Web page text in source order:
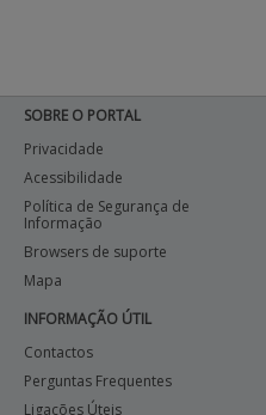
SOBRE O PORTAL
Privacidade
Acessibilidade
Política de Segurança de
Informação
Browsers de suporte
Mapa
INFORMAÇÃO ÚTIL
Contactos
Perguntas Frequentes
Ligações Úteis